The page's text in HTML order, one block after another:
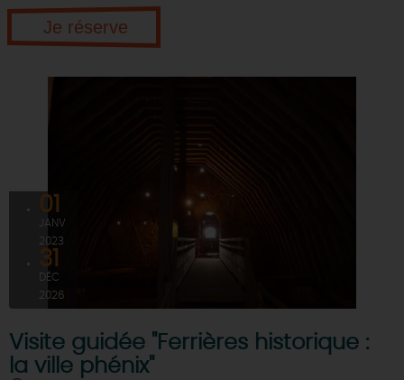
Je réserve
01
JANV
2023
31
DÉC
2026
Visite guidée "Ferrières historique :
la ville phénix"